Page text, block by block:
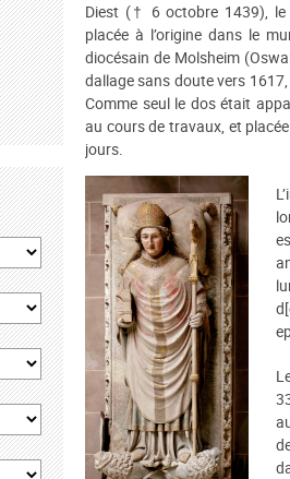
Diest († 6 octobre 1439), le
placée à l’origine dans le
diocésain de Molsheim
dallage sans doute vers
Comme seul le dos était
au cours de travaux, et
jours.